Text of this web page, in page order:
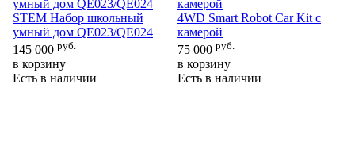
STEM Набор школьный
умный дом QE023/QE024
145 000 руб.
в корзину
Есть в наличии
4WD Smart Robot Car Kit с
камерой
75 000 руб.
в корзину
Есть в наличии